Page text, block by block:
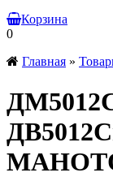
Корзина
0
Главная »